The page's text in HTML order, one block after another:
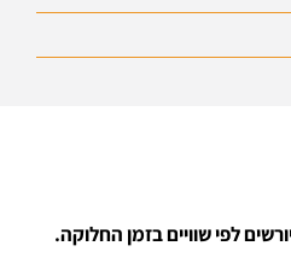
לפי שוויים בזמן החלוקה.